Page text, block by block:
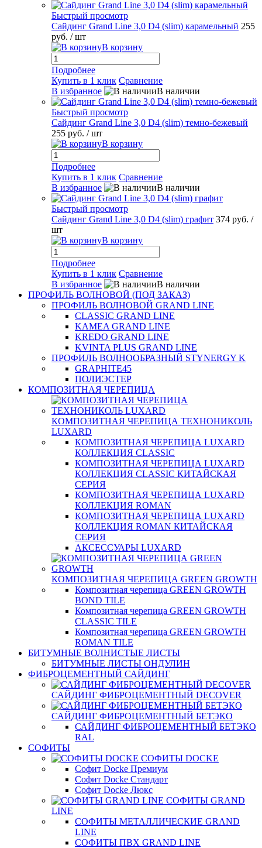
Быстрый просмотр
Сайдинг Grand Line 3,0 D4 (slim) карамельный 255
руб. / шт
В корзину
Подробнее
Купить в 1 клик Сравнение
В избранное
В наличии
Быстрый просмотр
Сайдинг Grand Line 3,0 D4 (slim) темно-бежевый
255 руб. / шт
В корзину
Подробнее
Купить в 1 клик Сравнение
В избранное
В наличии
Быстрый просмотр
Сайдинг Grand Line 3,0 D4 (slim) графит 374 руб. /
шт
В корзину
Подробнее
Купить в 1 клик Сравнение
В избранное
В наличии
ПРОФИЛЬ ВОЛНОВОЙ (ПОД ЗАКАЗ)
ПРОФИЛЬ ВОЛНОВОЙ GRAND LINE
CLASSIC GRAND LINE
KAMEA GRAND LINE
KREDO GRAND LINE
KVINTA PLUS GRAND LINE
ПРОФИЛЬ ВОЛНООБРАЗНЫЙ STYNERGY K
GRAPHITE45
ПОЛИЭСТЕР
КОМПОЗИТНАЯ ЧЕРЕПИЦА
КОМПОЗИТНАЯ ЧЕРЕПИЦА ТЕХНОНИКОЛЬ
LUXARD
КОМПОЗИТНАЯ ЧЕРЕПИЦА LUXARD
КОЛЛЕКЦИЯ CLASSIC
КОМПОЗИТНАЯ ЧЕРЕПИЦА LUXARD
КОЛЛЕКЦИЯ CLASSIC КИТАЙСКАЯ
СЕРИЯ
КОМПОЗИТНАЯ ЧЕРЕПИЦА LUXARD
КОЛЛЕКЦИЯ ROMAN
КОМПОЗИТНАЯ ЧЕРЕПИЦА LUXARD
КОЛЛЕКЦИЯ ROMAN КИТАЙСКАЯ
СЕРИЯ
АКСЕССУАРЫ LUXARD
КОМПОЗИТНАЯ ЧЕРЕПИЦА GREEN GROWTH
Композитная черепица GREEN GROWTH
BOND TILE
Композитная черепица GREEN GROWTH
CLASSIC TILE
Композитная черепица GREEN GROWTH
ROMAN TILE
БИТУМНЫЕ ВОЛНИСТЫЕ ЛИСТЫ
БИТУМНЫЕ ЛИСТЫ ОНДУЛИН
ФИБРОЦЕМЕНТНЫЙ САЙДИНГ
САЙДИНГ ФИБРОЦЕМЕНТНЫЙ DECOVER
САЙДИНГ ФИБРОЦЕМЕНТНЫЙ БЕТЭКО
САЙДИНГ ФИБРОЦЕМЕНТНЫЙ БЕТЭКО
RAL
СОФИТЫ
СОФИТЫ DOCKE
Софит Docke Премиум
Софит Docke Стандарт
Софит Docke Люкс
СОФИТЫ GRAND
LINE
СОФИТЫ МЕТАЛЛИЧЕСКИЕ GRAND
LINE
СОФИТЫ ПВХ GRAND LINE